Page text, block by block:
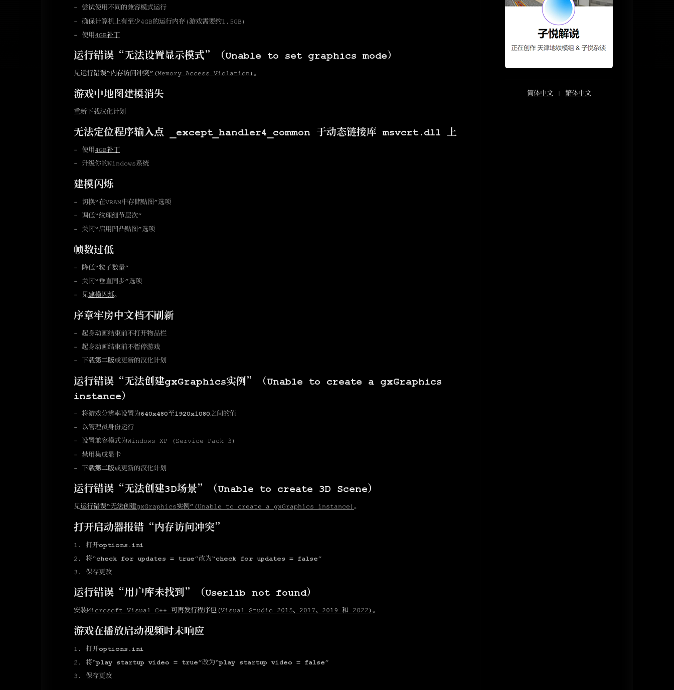
- 尝试使用不同的兼容模式运行
- 确保计算机上有至少4GB的运行内存（游戏需要约1.5GB）
- 使用4GB补丁
运行错误“无法设置显示模式”（Unable to set graphics mode）
见运行错误“内存访问冲突”（Memory Access Violation） 。
游戏中地图建模消失
重新下载汉化计划
无法定位程序输入点 _except_handler4_common 于动态链接库 msvcrt.dll 上
- 使用4GB补丁
- 升级你的Windows系统
建模闪烁
- 切换“在VRAM中存储贴图”选项
- 调低“纹理细节层次”
- 关闭“启用凹凸贴图”选项
帧数过低
- 降低“粒子数量”
- 关闭“垂直同步”选项
- 见建模闪烁。
序章牢房中文档不刷新
- 起身动画结束前不打开物品栏
- 起身动画结束前不暂停游戏
- 下载第二版或更新的汉化计划
运行错误“无法创建gxGraphics实例”（Unable to create a gxGraphics
instance）
- 将游戏分辨率设置为640x480至1920x1080之间的值
- 以管理员身份运行
- 设置兼容模式为Windows XP (Service Pack 3)
- 禁用集成显卡
- 下载第二版或更新的汉化计划
运行错误“无法创建3D场景”（Unable to create 3D Scene）
见运行错误“无法创建gxGraphics实例”（Unable to create a gxGraphics instance） 。
打开启动器报错“内存访问冲突”
1. 打开options.ini
2. 将“check for updates = true”改为“check for updates = false”
3. 保存更改
运行错误“用户库未找到”（Userlib not found）
安装Microsoft Visual C++ 可再发行程序包（Visual Studio 2015、2017、2019 和 2022） 。
游戏在播放启动视频时未响应
1. 打开options.ini
2. 将“play startup video = true”改为“play startup video = false”
3. 保存更改
简体中文| 繁体中文